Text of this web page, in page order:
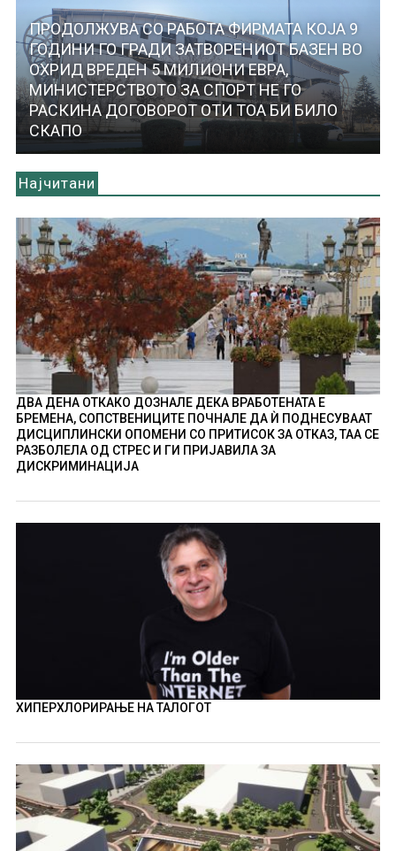
ПРОДОЛЖУВА СО РАБОТА ФИРМАТА КОЈА 9
ГОДИНИ ГО ГРАДИ ЗАТВОРЕНИОТ БАЗЕН ВО
ОХРИД ВРЕДЕН 5 МИЛИОНИ ЕВРА,
МИНИСТЕРСТВОТО ЗА СПОРТ НЕ ГО
РАСКИНА ДОГОВОРОТ ОТИ ТОА БИ БИЛО
СКАПО
Најчитани
ДВА ДЕНА ОТКАКО ДОЗНАЛЕ ДЕКА ВРАБОТЕНАТА Е
БРЕМЕНА, СОПСТВЕНИЦИТЕ ПОЧНАЛЕ ДА Ѝ ПОДНЕСУВААТ
ДИСЦИПЛИНСКИ ОПОМЕНИ СО ПРИТИСОК ЗА ОТКАЗ, ТАА СЕ
РАЗБОЛЕЛА ОД СТРЕС И ГИ ПРИЈАВИЛА ЗА
ДИСКРИМИНАЦИЈА
ХИПЕРХЛОРИРАЊЕ НА ТАЛОГОТ